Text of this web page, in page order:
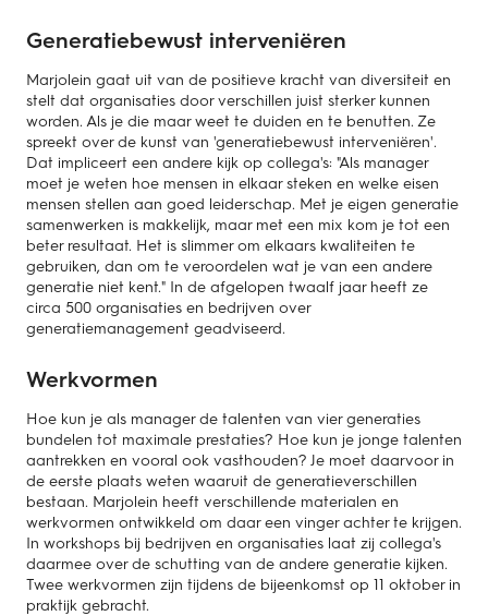
Generatiebewust interveniëren
Marjolein gaat uit van de positieve kracht van diversiteit en
stelt dat organisaties door verschillen juist sterker kunnen
worden. Als je die maar weet te duiden en te benutten. Ze
spreekt over de kunst van 'generatiebewust interveniëren'.
Dat impliceert een andere kijk op collega's: "Als manager
moet je weten hoe mensen in elkaar steken en welke eisen
mensen stellen aan goed leiderschap. Met je eigen generatie
samenwerken is makkelijk, maar met een mix kom je tot een
beter resultaat. Het is slimmer om elkaars kwaliteiten te
gebruiken, dan om te veroordelen wat je van een andere
generatie niet kent." In de afgelopen twaalf jaar heeft ze
circa 500 organisaties en bedrijven over
generatiemanagement geadviseerd.
Werkvormen
Hoe kun je als manager de talenten van vier generaties
bundelen tot maximale prestaties? Hoe kun je jonge talenten
aantrekken en vooral ook vasthouden? Je moet daarvoor in
de eerste plaats weten waaruit de generatieverschillen
bestaan. Marjolein heeft verschillende materialen en
werkvormen ontwikkeld om daar een vinger achter te krijgen.
In workshops bij bedrijven en organisaties laat zij collega's
daarmee over de schutting van de andere generatie kijken.
Twee werkvormen zijn tijdens de bijeenkomst op 11 oktober in
praktijk gebracht.